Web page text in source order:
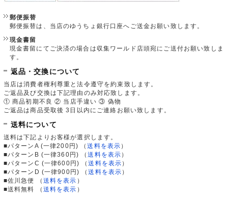
郵便振替
郵便振替は、当店のゆうちょ銀行口座へご送金お願い致します。
現金書留
現金書留にてご決済の場合は収集ワールド店頭宛にご送付お願い致しま
す。
返品・交換について
当店は消費者権利尊重と法令遵守を約束致します。
ご返品及び交換は下記理由のみ対応致します。
① 商品初期不良 ② 当店手違い ③ 偽物
ご返品は商品受取後 3日以内にご連絡お願い致します。
送料について
送料は下記よりお客様が選択します。
■パターンA (一律200円)
（送料を表示 ）
■パターンB (一律360円)
（送料を表示 ）
■パターンC (一律600円)
（送料を表示 ）
■パターンD (一律900円)
（送料を表示 ）
■佐川急便
（ 送料を表示 ）
■送料無料
（ 送料を表示 ）